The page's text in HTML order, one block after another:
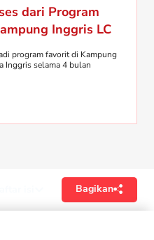
dari Program
Inggris LC
program favorit di Kampung
Inggris selama 4 bulan
Bagikan